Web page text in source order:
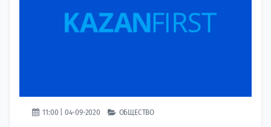
11:00 | 04-09-2020 ОБЩЕСТВО